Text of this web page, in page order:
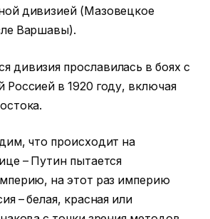
дивизией (Мазовецкое
Варшавы).
дивизия прославилась в боях с
Россией в 1920 году, включая
что происходит на
– Путин пытается
на этот раз империю
– белая, красная или